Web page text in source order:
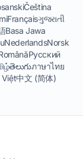
Čeština
Françaisગુજરાતી
Basa Jawa
NederlandsNorsk
Русский
తెలుగుภาษาไทย
Việt中文 (简体)